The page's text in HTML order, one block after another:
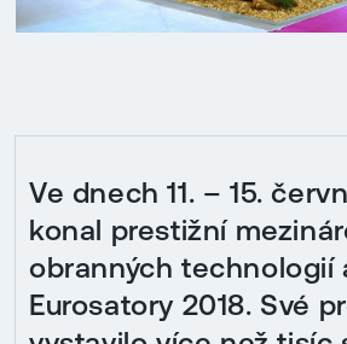
Ve dnech 11. – 15.
konal prestižní
obranných technologií
Eurosatory 2018. Své